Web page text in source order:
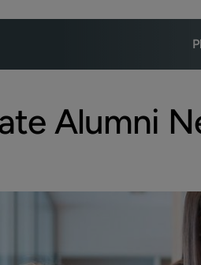
Alumni